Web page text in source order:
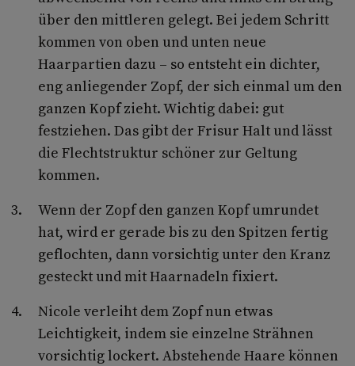
über den mittleren gelegt. Bei jedem Schritt
kommen von oben und unten neue
Haarpartien dazu – so entsteht ein dichter,
eng anliegender Zopf, der sich einmal um den
ganzen Kopf zieht. Wichtig dabei: gut
festziehen. Das gibt der Frisur Halt und lässt
die Flechtstruktur schöner zur Geltung
kommen.
Wenn der Zopf den ganzen Kopf umrundet
hat, wird er gerade bis zu den Spitzen fertig
geflochten, dann vorsichtig unter den Kranz
gesteckt und mit Haarnadeln fixiert.
Nicole verleiht dem Zopf nun etwas
Leichtigkeit, indem sie einzelne Strähnen
vorsichtig lockert. Abstehende Haare können